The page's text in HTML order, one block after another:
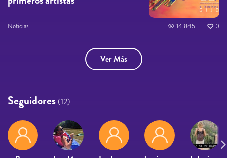
Noticias 14.845 0
Ver Más
Seguidores (12)